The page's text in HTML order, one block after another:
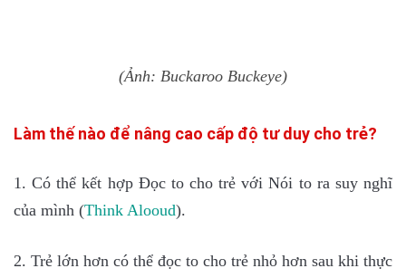
(Ảnh: Buckaroo Buckeye)
Làm thế nào để nâng cao cấp độ tư duy cho trẻ?
1. Có thể kết hợp Đọc to cho trẻ với Nói to ra suy nghĩ
của mình (Think Alooud).
2. Trẻ lớn hơn có thể đọc to cho trẻ nhỏ hơn sau khi thực